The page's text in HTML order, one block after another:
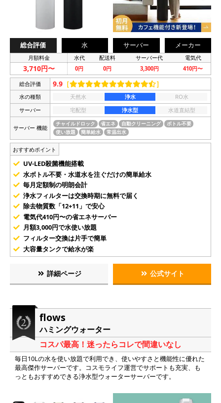
総合評価 水 サーバー メーカー
月額料金 水代 配送料 サーバー代 電気代
3,710円〜 0円 0円 3,300円 410円〜
総合評価 9.9 ［ ］
水の種類 天然水 浄水
RO水
サーバー
宅配型 浄水型 水道直結型
サーバー 機能
チャイルドロック 省エネ 自動クリーニング
ボトル不要
使い放題
簡単給水 常温出水
おすすめポイント
UV-LED殺菌機能搭載
水ボトル不要・水道水を注ぐだけの簡単給水
毎月定額制の明朗会計
浄水フィルターは交換時期に無料で届く
除去物質数「12+11」で安心
電気代410円〜の省エネサーバー
月額3,000円で水使い放題
フィルター交換は片手で簡単
大容量タンクで給水が楽
詳細ページ 公式サイト
flows
ハミングウォーター
コスパ最高！迷ったらコレで間違いなし
毎日10Lの水を使い放題で利用でき、使いやすさと機能性に優れた
最高傑作サーバーです。コスモライフ運営でサポートも充実、も
っともおすすめできる浄水型ウォーターサーバーです。